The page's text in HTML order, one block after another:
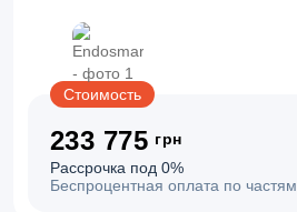
Стоимость
233 775 грн
Рассрочка под 0%
Беспроцентная оплата по частям